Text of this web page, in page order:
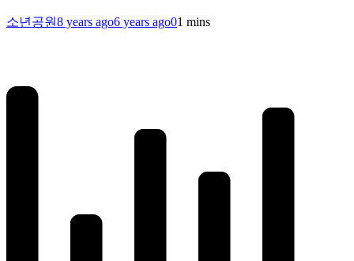
소년공원8 years ago6 years ago01 mins